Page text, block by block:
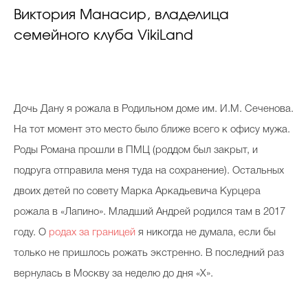
Виктория Манасир, владелица
семейного клуба VikiLand
Дочь Дану я рожала в Родильном доме им. И.М. Сеченова.
На тот момент это место было ближе всего к офису мужа.
Роды Романа прошли в ПМЦ (роддом был закрыт, и
подруга отправила меня туда на сохранение). Остальных
двоих детей по совету Марка Аркадьевича Курцера
рожала в «Лапино». Младший Андрей родился там в 2017
году. О родах за границей я никогда не думала, если бы
только не пришлось рожать экстренно. В последний раз
вернулась в Москву за неделю до дня «Х».